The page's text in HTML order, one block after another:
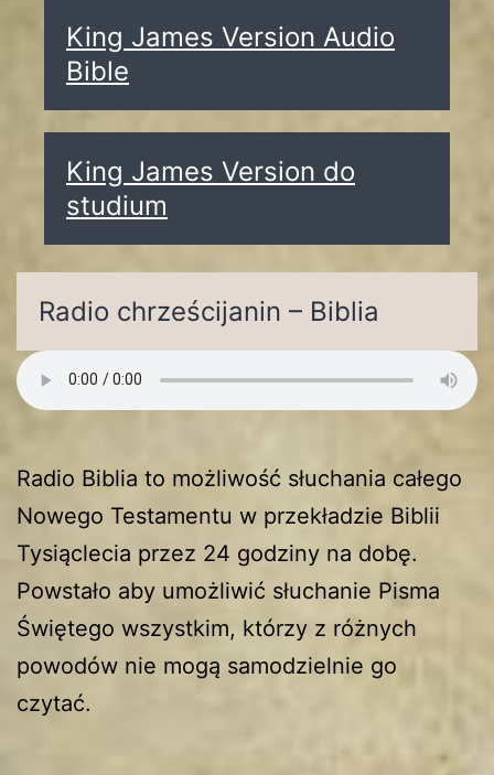
King James Version Audio
Bible
King James Version do
studium
Radio chrześcijanin – Biblia
Radio Biblia to możliwość słuchania całego
Nowego Testamentu w przekładzie Biblii
Tysiąclecia przez 24 godziny na dobę.
Powstało aby umożliwić słuchanie Pisma
Świętego wszystkim, którzy z różnych
powodów nie mogą samodzielnie go
czytać.